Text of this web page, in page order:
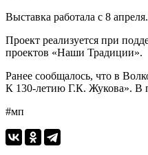
Выставка работала с 8
Проект реализуется при
проектов «Наши Традиции».
Ранее сообщалось, что в
К 130-летию Г.К. Жукова». В
#мп